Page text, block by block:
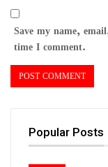
Save my name,
time I comment.
Popular Posts